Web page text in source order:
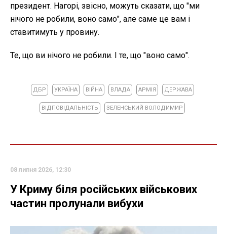
президент. Нагорі, звісно, можуть сказати, що "ми
нічого не робили, воно само", але саме це вам і
ставитимуть у провину.
Те, що ви нічого не робили. І те, що "воно само".
ДБР УКРАЇНА ВІЙНА ВЛАДА АРМІЯ ДЕРЖАВА
ВІДПОВІДАЛЬНІСТЬ ЗЕЛЕНСЬКИЙ ВОЛОДИМИР
08 липня 2026, 12:30
У Криму біля російських військових
частин пролунали вибухи